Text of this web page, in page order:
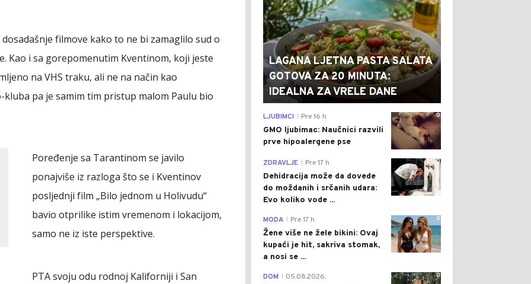
filmove kako to ne bi zamaglilo sud o
Kao i sa gorepomenutim Kventinom, koji jeste
na VHS traku, ali ne na način kao
pa je samim tim pristup malom Paulu bio
Poređenje sa Tarantinom se javilo
ponajviše iz razloga što se i Kventinov
posljednji film „Bilo jednom u Holivudu“
bavio otprilike istim vremenom i lokacijom,
samo ne iz iste perspektive.
PTA svoju odu rodnoj Kaliforniji i San
LAGANA LJETNA PASTA SALATA
GOTOVA ZA 20 MINUTA:
IDEALNA ZA VRELE DANE
0
LJUBIMCI Pre 16 h
GMO ljubimac: Naučnici razvili
prve hipoalergene pse
0
ZDRAVLJE Pre 17 h
Dehidracija može da dovede
do moždanih i srčanih udara:
Evo koliko vode ...
0
MODA Pre 17 h
Žene više ne žele bikini: Ovaj
kupaći je hit, sakriva stomak,
a nosi se ...
0
DOM 05.08.2026.